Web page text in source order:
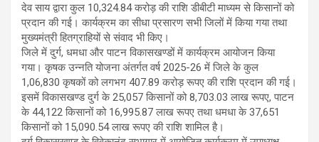
देव साय द्वारा कुल 10,324.84 करोड़ की राशि डीबीटी माध्यम से किसानों को
प्रदान की गई। कार्यक्रम का सीधा प्रसारण सभी जिलों में किया गया तथा
मुख्यमंत्री हितग्राहियों से संवाद भी किए।
जिले में दुर्ग, धमधा और पाटन विकासखण्डों में कार्यक्रम आयोजन किया
गया। कृषक उन्नति योजना अंतर्गत वर्ष 2025-26 में जिले के कुल
1,06,830 कृषकों को लगभग 407.89 करोड़ रूपए की राशि प्रदान की गई।
इसमें विकासखण्ड दुर्ग के 25,057 किसानों को 8,703.03 लाख रूपए, पाटन
के 44,122 किसानों को 16,995.87 लाख रूपए तथा धमधा के 37,651
किसानों को 15,090.54 लाख रूपए की राशि शामिल है।